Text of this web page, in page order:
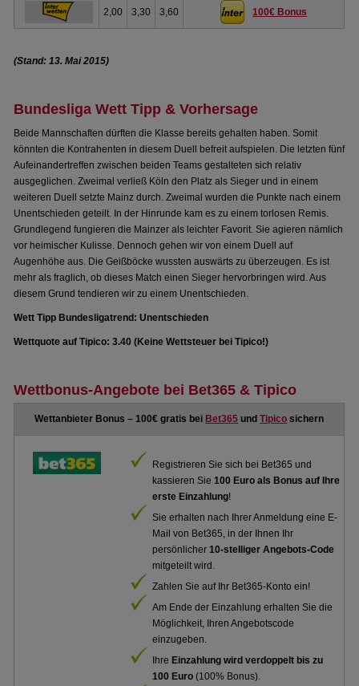
2,00 3,30 3,60 100€ Bonus
(Stand: 13. Mai 2015)
Bundesliga Wett Tipp & Vorhersage
Beide Mannschaften dürften die Klasse bereits gehalten haben. Somit
könnten die Kontrahenten in diesem Duell befreit aufspielen. Die letzten fünf
Aufeinandertreffen zwischen beiden Teams gestalteten sich relativ
ausgeglichen. Zweimal verließ Köln den Platz als Sieger und in einem
weiteren Duell setzte Mainz durch. Zweimal wurden die Punkte nach einem
Unentschieden geteilt. In der Hinrunde kam es zu einem torlosen Remis.
Grundlegend fungieren die Mainzer als leichter Favorit. Sie agieren nämlich
vor heimischer Kulisse. Dennoch gehen wir von einem Duell auf
Augenhöhe aus. Die Geißböcke wussten auswärts zu überzeugen. Es ist
mehr als fraglich, ob dieses Match einen Sieger hervorbringen wird. Aus
diesem Grund tendieren wir zu einem Unentschieden.
Wett Tipp Bundesligatrend: Unentschieden
Wettquote auf Tipico: 3.40 (Keine Wettsteuer bei Tipico!)
Wettbonus-Angebote bei Bet365 & Tipico
Wettanbieter Bonus – 100€ gratis bei Bet365 undTipico sichern
Registrieren Sie sich bei Bet365 und
kassieren Sie100 Euro als Bonus auf Ihre
erste Einzahlung!
Sie erhalten nach Ihrer Anmeldung eine E-
Mail von Bet365, in der Ihnen Ihr
persönlicher10-stelliger Angebots-Code
mitgeteilt wird.
Zahlen Sie auf Ihr Bet365-Konto ein!
Am Ende der Einzahlung erhalten Sie die
Möglichkeit, Ihren Angebotscode
einzugeben.
Ihre Einzahlung wird verdoppelt bis zu
100 Euro (100% Bonus).